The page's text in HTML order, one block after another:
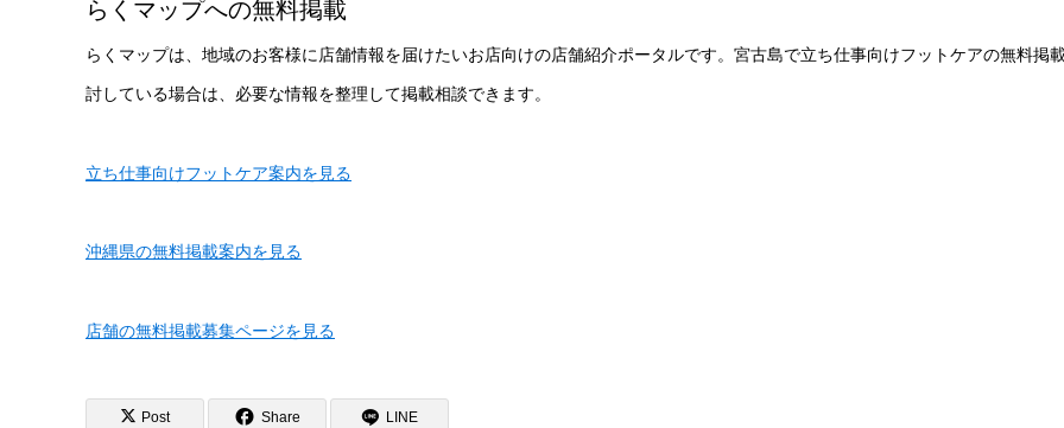
らくマップへの無料掲載
らくマップは、地域のお客様に店舗情報を届けたいお店向けの店舗紹介ポータルです。宮古島で立ち仕事向けフットケアの無料掲
討している場合は、必要な情報を整理して掲載相談できます。
立ち仕事向けフットケア案内を見る
沖縄県の無料掲載案内を見る
店舗の無料掲載募集ページを見る
Post Share LINE